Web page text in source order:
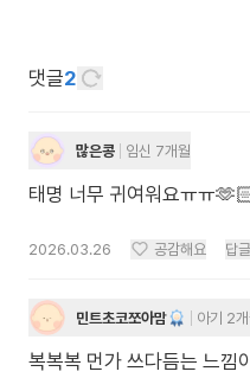
댓글2
많은콩 임신 7개월
태명 너무 귀여워요ㅠㅠ
2026.03.26 공감해요 답
민트초코쪼아맘 아기 2
복복복 먼가 쓰다듬는 느낌